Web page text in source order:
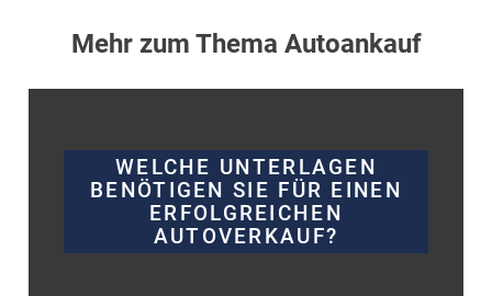
Mehr zum Thema Autoankauf
WELCHE UNTERLAGEN
BENÖTIGEN SIE FÜR EINEN
ERFOLGREICHEN
AUTOVERKAUF?